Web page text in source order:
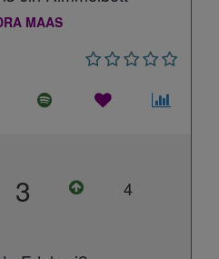
MAAS
3 4